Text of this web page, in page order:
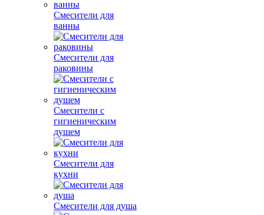
Смесители для
ванны
Смесители для
раковины
Смесители с
гигиеническим
душем
Смесители для
кухни
Смесители для душа